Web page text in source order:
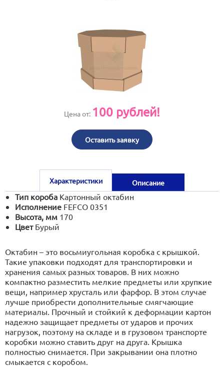
пн-пт 8:30 17:00
print@artoprint.ru
Цена от: 100 рублей!
Оставить заявку
Характеристики Описание
Тип короба Картонный октабин
Исполнение FEFCO 0351
Высота, мм 170
Цвет Бурый
Октабин – это восьмиугольная коробка с крышкой.
Такие упаковки подходят для транспортировки и
хранения самых разных товаров. В них можно
компактно разместить мелкие предметы или хрупкие
вещи, например хрусталь или фарфор. В этом случае
лучше приобрести дополнительные смягчающие
материалы. Прочный и стойкий к деформации картон
надежно защищает предметы от ударов и прочих
нагрузок, поэтому на складе и в грузовом транспорте
коробки можно ставить друг на друга. Крышка
полностью снимается. При закрывании она плотно
смыкается с коробом.